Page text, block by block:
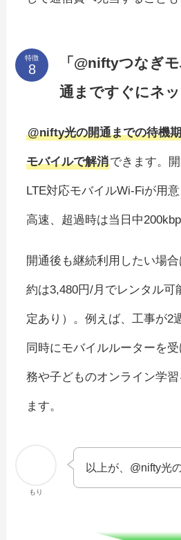
特徴
「@niftyつなぎ
通まですぐにネ
@nifty光の開通までの待機
モバイルで解消できます。
LTE対応モバイルWi-Fiが用
高速、超過時は当日中
開通後も継続利用したい場
約は3,480円/月でレンタル可
定あり）。例えば、工事が2
同時にモバイルルーターを
務や子どものオンライン学
ます。
もり
以上が、@nifty光